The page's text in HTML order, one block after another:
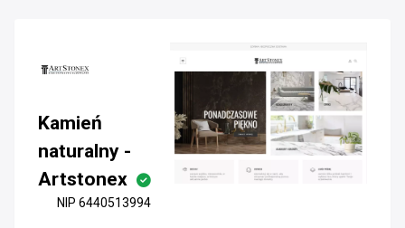
Kamień
naturalny -
Artstonex
NIP 6440513994